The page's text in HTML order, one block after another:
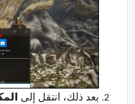
بعد ذلك، انتقل إلى